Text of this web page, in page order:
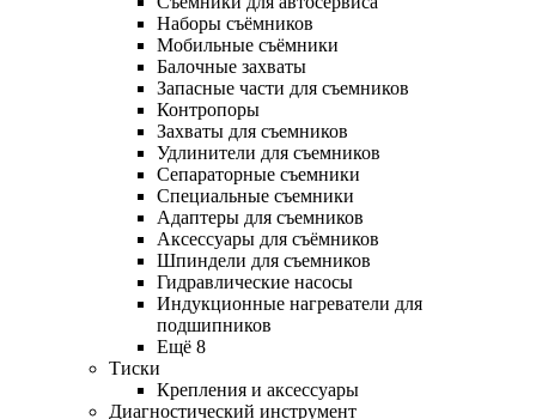
Наборы съёмников
Мобильные съёмники
Балочные захваты
Запасные части для съемников
Контропоры
Захваты для съемников
Удлинители для съемников
Сепараторные съемники
Специальные съемники
Адаптеры для съемников
Аксессуары для съёмников
Шпиндели для съемников
Гидравлические насосы
Индукционные нагреватели для
подшипников
Ещё 8
Тиски
Крепления и аксессуары
Диагностический инструмент